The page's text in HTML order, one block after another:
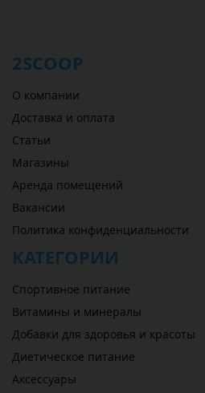
2SCOOP
О компании
Доставка и оплата
Статьи
Магазины
Аренда помещений
Вакансии
Политика конфиденциальности
КАТЕГОРИИ
Спортивное питание
Витамины и минералы
Добавки для здоровья и красоты
Диетическое питание
Аксессуары